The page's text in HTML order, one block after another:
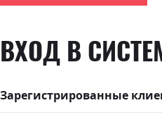
ВХОД В
Зарегистрированные